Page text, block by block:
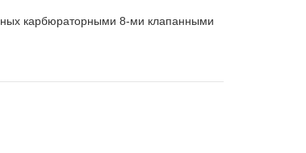
карбюраторными 8-ми клапанными